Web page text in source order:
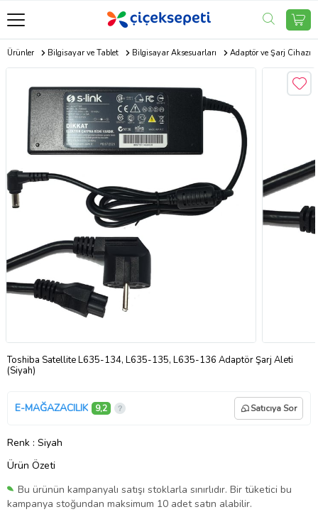
Ürünler Bilgisayar ve Tablet Bilgisayar Aksesuarları Adaptör ve Şarj Cihazı
Toshiba Satellite L635-134, L635-135, L635-136 Adaptör Şarj Aleti
(Siyah)
E-MAĞAZACILIK 9,2 Satıcıya Sor
Renk : Siyah
Ürün Özeti
Bu ürünün kampanyalı satışı stoklarla sınırlıdır. Bir tüketici bu
kampanya stoğundan maksimum 10 adet satın alabilir.